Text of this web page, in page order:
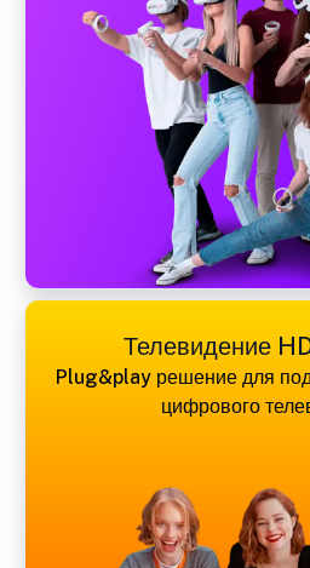
Телевидение
Plug&play решение для
цифрового